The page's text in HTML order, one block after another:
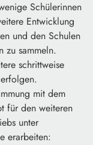
Schülerinnen
Entwicklung
und den Schulen
zu sammeln.
schrittweise
mit dem
für den weiteren
unter
erarbeiten: